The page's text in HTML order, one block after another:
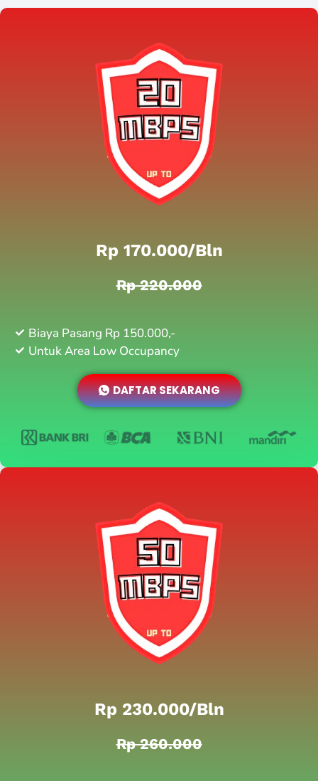
Rp 170.000/bln
Rp 220.000
Biaya Pasang Rp 150.000,-
Untuk Area Low Occupancy
DAFTAR SEKARANG
Rp 230.000/bln
Rp 260.000